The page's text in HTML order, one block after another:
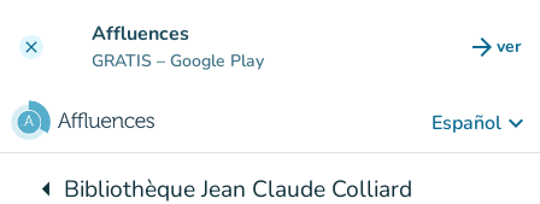
clear Affluences
GRATIS – Google Play arrow_forward ver
Español keyboard_arrow_down
arrow_left Bibliothèque Jean Claude Colliard